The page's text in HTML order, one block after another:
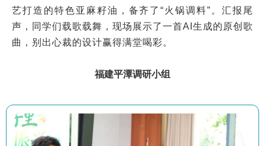
艺打造的特色亚麻籽油，备齐了“火锅调料”。汇报尾
声，同学们载歌载舞，现场展示了一首AI生成的原创歌
曲，别出心裁的设计赢得满堂喝彩。
福建平潭调研小组